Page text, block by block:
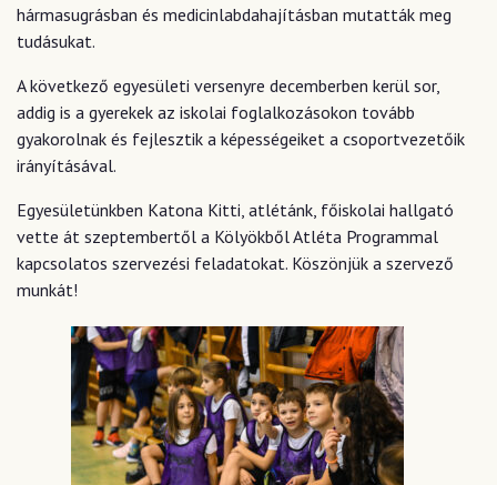
hármasugrásban és medicinlabdahajításban mutatták meg
tudásukat.
A következő egyesületi versenyre decemberben kerül sor,
addig is a gyerekek az iskolai foglalkozásokon tovább
gyakorolnak és fejlesztik a képességeiket a csoportvezetőik
irányításával.
Egyesületünkben Katona Kitti, atlétánk, főiskolai hallgató
vette át szeptembertől a Kölyökből Atléta Programmal
kapcsolatos szervezési feladatokat. Köszönjük a szervező
munkát!